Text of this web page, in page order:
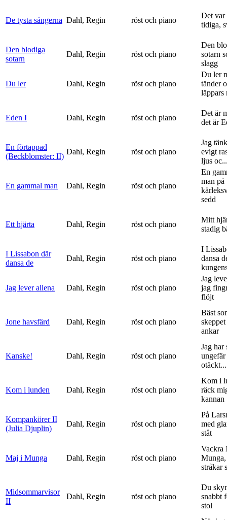
De tysta sångerna Dahl, Regin röst och piano
Det var
tidiga,
Den blodiga
sotarn
Dahl, Regin röst och piano
Den
sotarn
slagg
Du ler Dahl, Regin röst och piano
Du ler
tänder
läppars
Eden I Dahl, Regin röst och piano
Det är
det är
En förtappad
(Beckblomster: II)
Dahl, Regin röst och piano
Jag
evigt
ljus
En gammal man Dahl, Regin röst och piano
En
man på
sedd
Ett hjärta Dahl, Regin röst och piano
Mitt
stadig
I Lissabon där
dansa de
Dahl, Regin röst och piano
I
dansa
Jag lever allena Dahl, Regin röst och piano
Jag
jag
flöjt
Jone havsfärd Dahl, Regin röst och piano
Bäst
ankar
Kanske! Dahl, Regin röst och piano
Jag har
otäckt...
Kom i lunden Dahl, Regin röst och piano
Kom i
räck
kannan
Kompankörer II
(Julia Djuplin)
Dahl, Regin röst och piano
På
med
ståt
Maj i Munga Dahl, Regin röst och piano
Vackra
stråkar
Midsommarvisor
II
Dahl, Regin röst och piano
Du
snabbt
stol